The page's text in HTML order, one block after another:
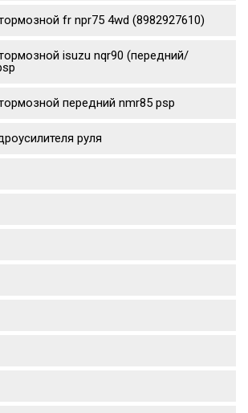
fr npr75 4wd (8982927610)
isuzu nqr90 (передний/
передний nmr85 psp
руля